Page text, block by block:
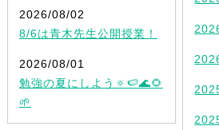
2026/08/02
8/6は青木先生公開授業！
2026/08/01
勉強の夏にしよう🔅🍉🌊🌻
🌱